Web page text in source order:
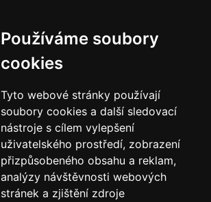
Používáme soubory
cookies
Tyto webové stránky používají
soubory cookies a další sledovací
nástroje s cílem vylepšení
uživatelského prostředí, zobrazení
přizpůsobeného obsahu a reklam,
analýzy návštěvnosti webových
stránek a zjištění zdroje